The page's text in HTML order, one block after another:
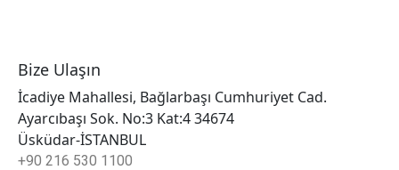
Bize Ulaşın
İcadiye Mahallesi, Bağlarbaşı Cumhuriyet Cad.
Ayarcıbaşı Sok. No:3 Kat:4 34674
Üsküdar-İSTANBUL
+90 216 530 1100